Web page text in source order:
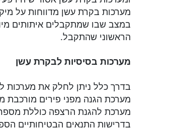
מערכות בקרת עשן מדווחות על
במצב שבו שמתקבלים איתותים
הראשוני שהתקבל.
מערכות בסיסיות לבקרת עשן
בדרך כלל ניתן לחלק את מערכות
מערכת הגנה מפני פירים
מערכת להגנת הרצפה כוללת מספר
בדרישות התנאים הבטיחותיים